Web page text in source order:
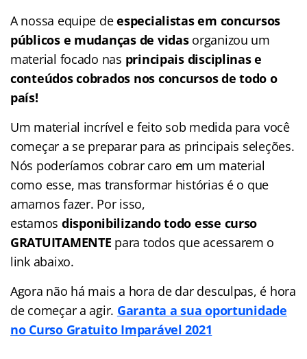
A nossa equipe deespecialistas em concursos
públicos e mudanças de vidasorganizou um
material focado nas principais disciplinas e
conteúdos cobrados nos concursos de todo o
país!
Um material incrível e feito sob medida para você
começar a se preparar para as principais seleções.
Nós poderíamos cobrar caro em um material
como esse, mas transformar histórias é o que
amamos fazer. Por isso,
estamos disponibilizando todo esse curso
GRATUITAMENTE para todos que acessarem o
link abaixo.
Agora não há mais a hora de dar desculpas, é hora
de começar a agir. Garanta a sua oportunidade
no Curso Gratuito Imparável 2021